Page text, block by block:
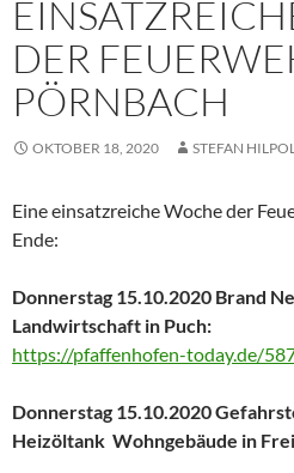
DER
PÖRNBACH
OKTOBER 18, 2020 STEFAN
Eine einsatzreiche Woche der
Ende:
Donnerstag 15.10.2020 Brand
Landwirtschaft in Puch:
https://pfaffenhofen-today.de/
Donnerstag 15.10.2020
Heizöltank Wohngebäude in